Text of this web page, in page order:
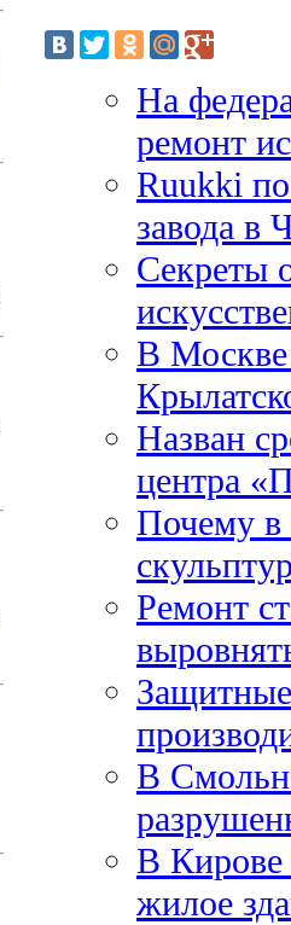
На
ремонт
Ruukki
завода в
Секреты
В Москве
Назван
центра
Почему в
Ремонт
В
В Кирове
жилое